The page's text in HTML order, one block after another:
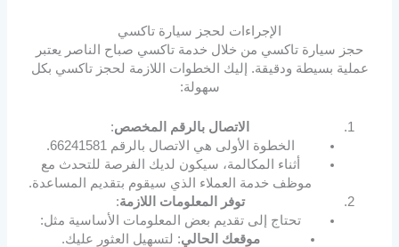
الإجراءات لحجز سيارة تاكسي
حجز سيارة تاكسي من خلال خدمة تاكسي صباح الناصر يعتبر
عملية بسيطة ودقيقة. إليك الخطوات اللازمة لحجز تاكسي بكل
سهولة:
الاتصال بالرقم المخصص:
الخطوة الأولى هي الاتصال بالرقم 66241581.
أثناء المكالمة، سيكون لديك الفرصة للتحدث مع
موظف خدمة العملاء الذي سيقوم بتقديم المساعدة.
توفر المعلومات اللازمة:
تحتاج إلى تقديم بعض المعلومات الأساسية مثل:
موقعك الحالي: لتسهيل العثور عليك.